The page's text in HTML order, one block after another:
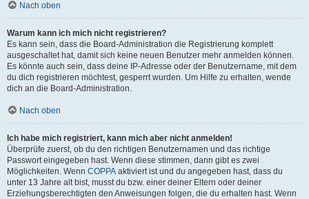
Nach oben
Warum kann ich mich nicht registrieren?
Es kann sein, dass die Board-Administration die Registrierung komplett
ausgeschaltet hat, damit sich keine neuen Benutzer mehr anmelden können.
Es könnte auch sein, dass deine IP-Adresse oder der Benutzername, mit dem
du dich registrieren möchtest, gesperrt wurden. Um Hilfe zu erhalten, wende
dich an die Board-Administration.
Nach oben
Ich habe mich registriert, kann mich aber nicht anmelden!
Überprüfe zuerst, ob du den richtigen Benutzernamen und das richtige
Passwort eingegeben hast. Wenn diese stimmen, dann gibt es zwei
Möglichkeiten. Wenn COPPA aktiviert ist und du angegeben hast, dass du
unter 13 Jahre alt bist, musst du bzw. einer deiner Eltern oder deiner
Erziehungsberechtigten den Anweisungen folgen, die du erhalten hast. Wenn